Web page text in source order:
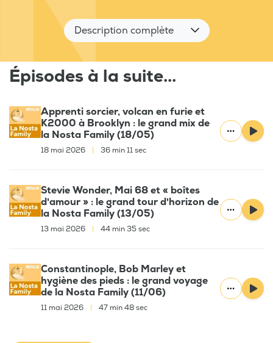
Description complète
Épisodes à la suite...
Apprenti sorcier, volcan en furie et
K2000 à Brooklyn : le grand mix de
la Nosta Family (18/05)
18 mai 2026 36 min 11 sec
Stevie Wonder, Mai 68 et « boîtes
d'amour » : le grand tour d'horizon de
la Nosta Family (13/05)
13 mai 2026 44 min 35 sec
Constantinople, Bob Marley et
hygiène des pieds : le grand voyage
de la Nosta Family (11/06)
11 mai 2026 47 min 48 sec